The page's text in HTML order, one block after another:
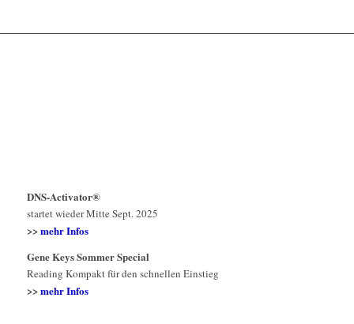
DNS-Activator®
startet wieder Mitte Sept. 2025
>>mehr Infos
Gene Keys Sommer Special
Reading Kompakt für den schnellen Einstieg
>>mehr Infos